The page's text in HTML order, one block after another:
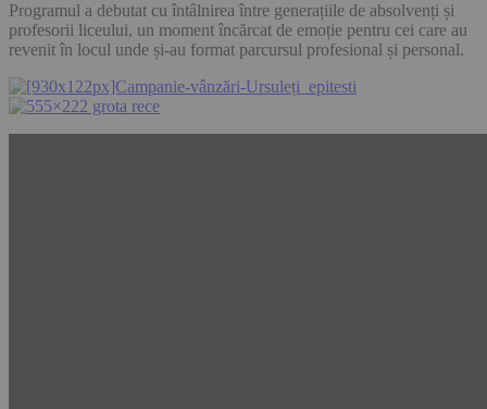
Programul a debutat cu întâlnirea între generațiile de absolvenți și
profesorii liceului, un moment încărcat de emoție pentru cei care au
revenit în locul unde și-au format parcursul profesional și personal.